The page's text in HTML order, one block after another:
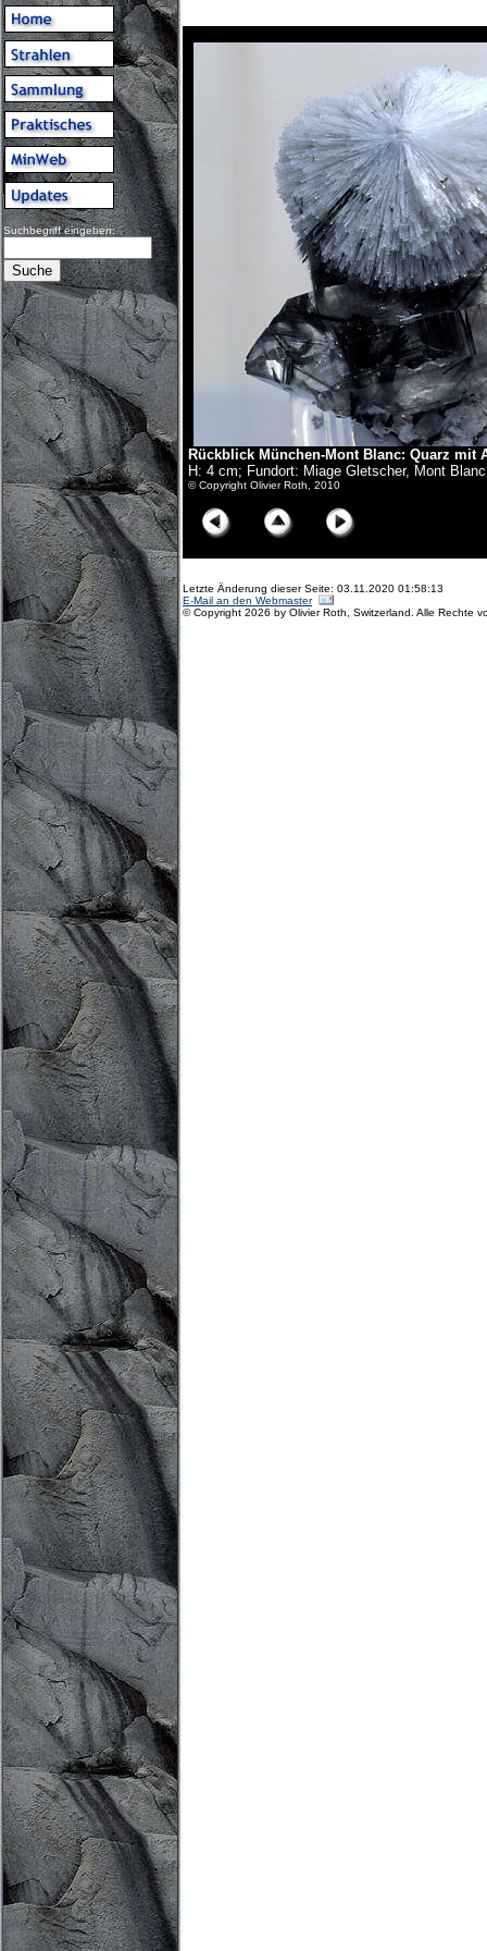
Suchbegriff eingeben:
Rückblick München-Mont Blanc: Quarz mit
H: 4 cm; Fundort: Miage Gletscher, Mont
© Copyright Olivier Roth, 2010
Letzte Änderung dieser Seite: 03.11.2020 01:58:13
E-Mail an den Webmaster
© Copyright 2026 by Olivier Roth, Switzerland. Alle Rechte